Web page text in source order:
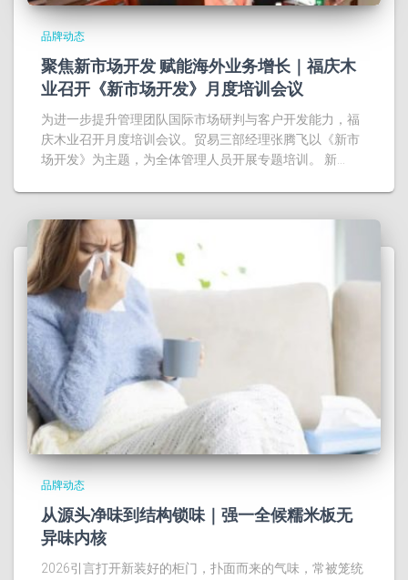
品牌动态
聚焦新市场开发 赋能海外业务增长｜福庆木
业召开《新市场开发》月度培训会议
为进一步提升管理团队国际市场研判与客户开发能力，福
庆木业召开月度培训会议。贸易三部经理张腾飞以《新市
场开发》为主题，为全体管理人员开展专题培训。 新…
品牌动态
从源头净味到结构锁味｜强一全候糯米板无
异味内核
2026引言打开新装好的柜门，扑面而来的气味，常被笼统